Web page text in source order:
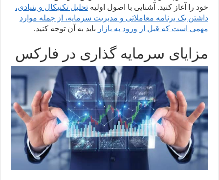
خود را آغاز کنید. آشنایی با اصول اولیهتحلیل تکنیکال و بنیادی،
داشتن یک برنامه معاملاتی و مدیریت سرمایه، از جمله موارد
مهمی است که قبل از ورود به بازار باید به آن توجه کنید.
مزایای سرمایه گذاری در فارکس